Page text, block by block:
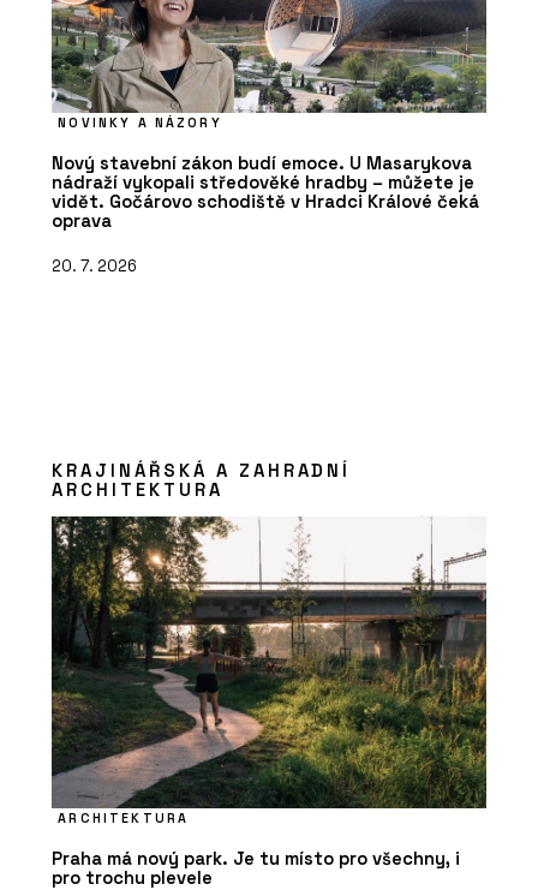
NOVINKY A NÁZORY
Nový stavební zákon budí emoce. U Masarykova
nádraží vykopali středověké hradby – můžete je
vidět. Gočárovo schodiště v Hradci Králové čeká
oprava
20. 7. 2026
KRAJINÁŘSKÁ A ZAHRADNÍ
ARCHITEKTURA
ARCHITEKTURA
Praha má nový park. Je tu místo pro všechny, i
pro trochu plevele